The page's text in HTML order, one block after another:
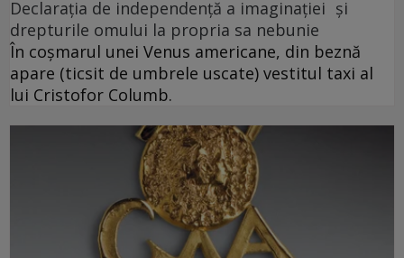
Declarația de independență a imaginației și
drepturile omului la propria sa nebunie
În coșmarul unei Venus americane, din beznă
apare (ticsit de umbrele uscate) vestitul taxi al
lui Cristofor Columb.